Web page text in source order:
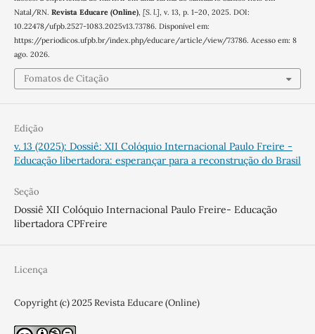
Natal/RN. Revista Educare (Online), [S. l.], v. 13, p. 1–20, 2025. DOI:
10.22478/ufpb.2527-1083.2025v13.73786. Disponível em:
https://periodicos.ufpb.br/index.php/educare/article/view/73786. Acesso em: 8
ago. 2026.
Fomatos de Citação
Edição
v. 13 (2025): Dossiê: XII Colóquio Internacional Paulo Freire -
Educação libertadora: esperançar para a reconstrução do Brasil
Seção
Dossiê XII Colóquio Internacional Paulo Freire- Educação
libertadora CPFreire
Licença
Copyright (c) 2025 Revista Educare (Online)